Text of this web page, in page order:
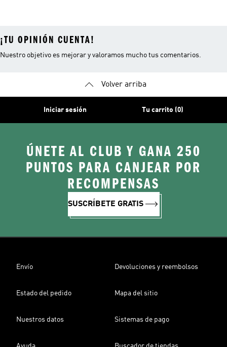
¡TU OPINIÓN CUENTA!
Nuestro objetivo es mejorar y valoramos mucho tus comentarios.
Volver arriba
Iniciar sesión Tu carrito (0)
ÚNETE AL CLUB Y GANA 250
PUNTOS PARA CANJEAR POR
RECOMPENSAS
SUSCRÍBETE GRATIS
Envío Devoluciones y reembolsos
Estado del pedido Mapa del sitio
Nuestros datos Sistemas de pago